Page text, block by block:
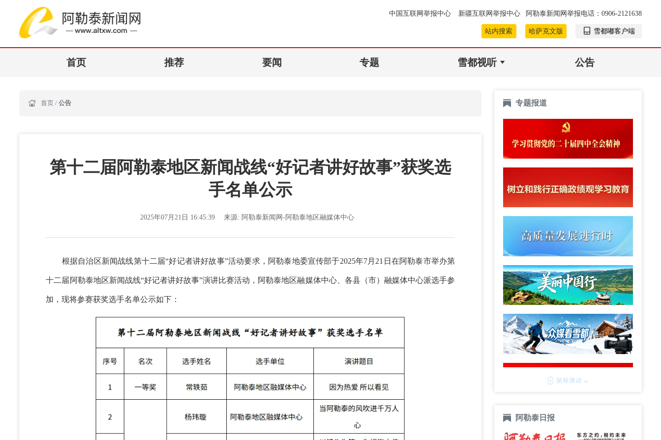
中国互联网举报中心 新疆互联网举报中心 阿勒泰新闻网举报电话：0906-2121638
站内搜索 哈萨克文版 雪都嘟客户端
首页 推荐 要闻 专题 雪都视听 公告
首页 / 公告
第十二届阿勒泰地区新闻战线“好记者讲好故事”获奖选
手名单公示
2025年07月21日 16:45:39 来源: 阿勒泰新闻网-阿勒泰地区融媒体中心
根据自治区新闻战线第十二届“好记者讲好故事”活动要求，阿勒泰地委宣传部于2025年7月21日在阿勒泰市举办第
十二届阿勒泰地区新闻战线“好记者讲好故事”演讲比赛活动，阿勒泰地区融媒体中心、各县（市）融媒体中心派选手参
加，现将参赛获奖选手名单公示如下：
专题报道
阿勒泰日报